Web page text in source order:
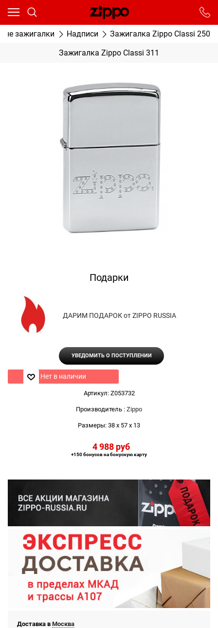
зажигалки Надписи Зажигалка Zippo Classi 250
Зажигалка Zippo Classi 311
Подарки
ДАРИМ ПОДАРОК от ZIPPO RUSSIA
УВЕДОМИТЬ О ПОСТУПЛЕНИИ
Нет в наличии
Артикул: Z053732
Производитель : Zippo
Размеры: 38 x 57 x 13
4 988 руб
+150 бонусов на бонусную карту
Доставка в Москва
Ваш город - Москва,
От выбранного города зависят сроки доставки